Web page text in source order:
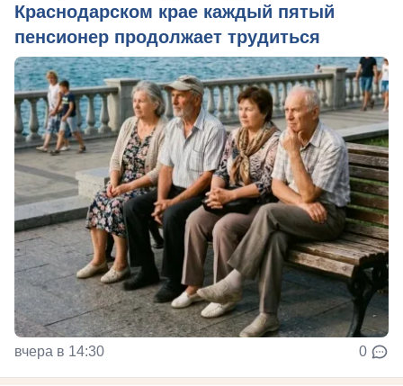
Краснодарском крае каждый пятый
пенсионер продолжает трудиться
вчера в 14:30 0